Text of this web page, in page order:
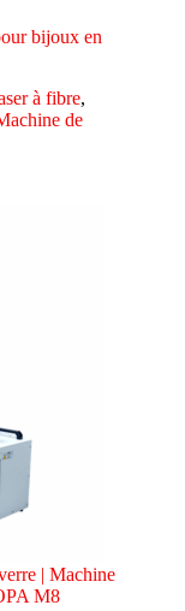
bijoux en
à fibre,
de
| Machine
M8